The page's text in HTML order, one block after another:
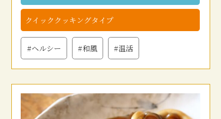
クイッククッキングタイプ
#ヘルシー #和風 #温活